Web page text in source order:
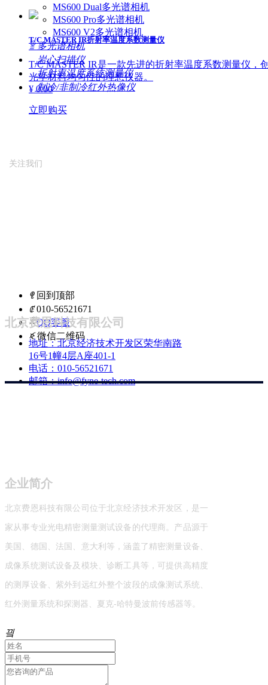
MS600 Dual多光谱相机
MS600 Pro多光谱相机
MS600 V2多光谱相机
ꁇ 多光谱相机
岩心扫描仪
折射率温度系统测量仪
制冷/非制冷红外热像仪
T/C MASTER IR折射率温度系数测量仪
T/C MASTER IR是一款先进的折射率温度系数测量仪
光学材料均匀性的理想仪器。
¥ 0.00
立即购买
关注我们
ꁸ 回到顶部
ꂅ 010-56521671
ꁗ QQ客服
ꀥ 微信二维码
北京费恩科技有限公司
地址：北京经济技术开发区荣华南路
16号1幢4层A座401-1
电话： 010-56521671
邮箱：info@fyne-tech.com
企业简介
北京费恩科技有限公司位于北京经济技术开发区，是一
家从事专业光电精密测量测试设备的代理商。产品源于
美国、德国、法国、意大利等，涵盖了精密测量设备、
成像系统测试设备及模块、诊断工具等，可提供高精度
的测厚设备、紫外到远红外整个波段的成像测试系统、
红外测量系统和探测器、夏克-哈特曼波前传感器等。
끸